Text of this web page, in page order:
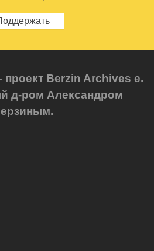
Berzin Archives e.
д-ром Александром